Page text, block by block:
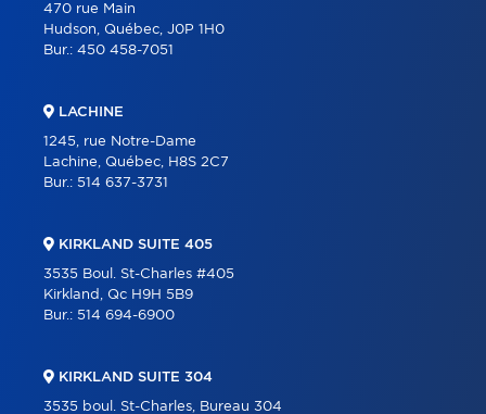
470 rue Main
Hudson, Québec, J0P 1H0
Bur.: 450 458-7051
LACHINE
1245, rue Notre-Dame
Lachine, Québec, H8S 2C7
Bur.: 514 637-3731
KIRKLAND SUITE 405
3535 Boul. St-Charles #405
Kirkland, Qc H9H 5B9
Bur.: 514 694-6900
KIRKLAND SUITE 304
3535 boul. St-Charles, Bureau 304